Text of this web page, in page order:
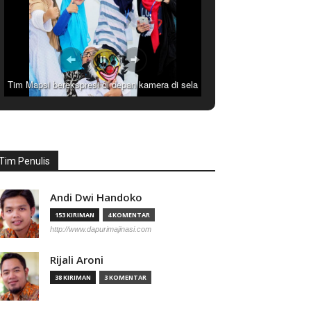
Tim Mapsi berekspresi di depan kamera di sela
Penulis
Andi Dwi Handoko
153 KIRIMAN 4 KOMENTAR
http://www.dapurimajinasi.com
Rijali Aroni
38 KIRIMAN 3 KOMENTAR